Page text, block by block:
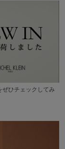
ひチェックしてみ